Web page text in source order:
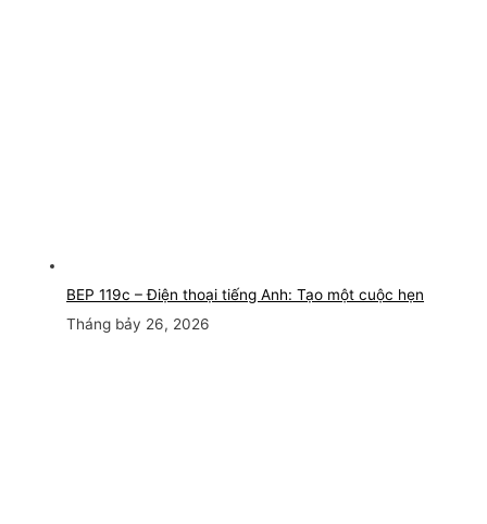
BEP 119c – Điện thoại tiếng Anh: Tạo một cuộc hẹn
Tháng bảy 26, 2026